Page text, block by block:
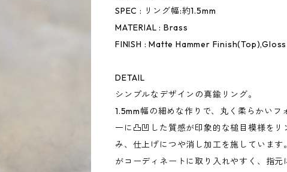
SPEC : リング幅:約1.5mm
MATERIAL : Brass
FINISH : Matte Hammer
DETAIL
シンプルなデザインの真鍮リング。
1.5mm幅の細めな作りで、丸く柔らかいフ
一に凸凹した質感が印象的な槌目模様をリ
み、仕上げにつや消し加工を施しています
がコーディネートに取り入れやすく、指元